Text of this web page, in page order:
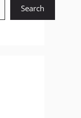
Search